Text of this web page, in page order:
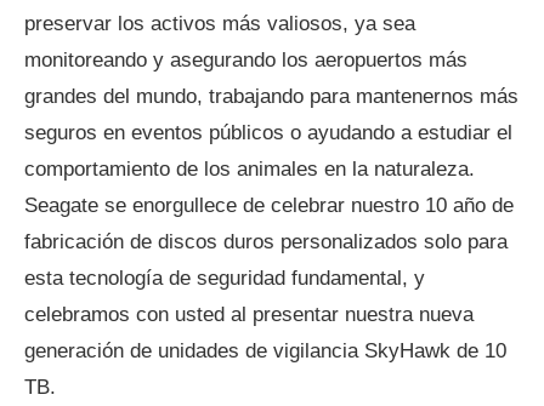
preservar los activos más valiosos, ya sea
monitoreando y asegurando los aeropuertos más
grandes del mundo, trabajando para mantenernos más
seguros en eventos públicos o ayudando a estudiar el
comportamiento de los animales en la naturaleza.
Seagate se enorgullece de celebrar nuestro 10 año de
fabricación de discos duros personalizados solo para
esta tecnología de seguridad fundamental, y
celebramos con usted al presentar nuestra nueva
generación de unidades de vigilancia SkyHawk de 10
TB.